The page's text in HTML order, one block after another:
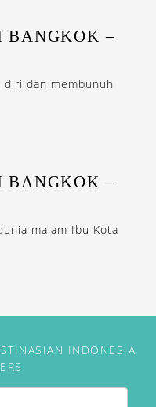
BANGKOK –
dan membunuh
BANGKOK –
malam Ibu Kota
INDONESIA